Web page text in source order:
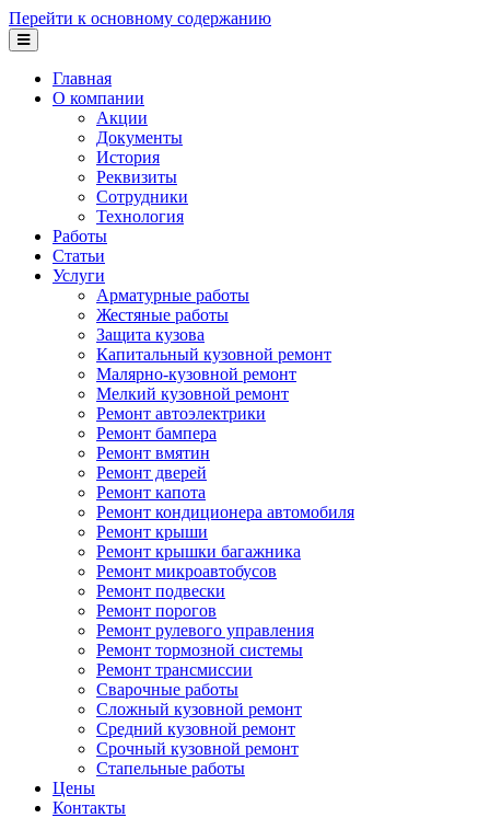
Перейти к основному содержанию
Главная
О компании
Акции
Документы
История
Реквизиты
Сотрудники
Технология
Работы
Статьи
Услуги
Арматурные работы
Жестяные работы
Защита кузова
Капитальный кузовной ремонт
Малярно-кузовной ремонт
Мелкий кузовной ремонт
Ремонт автоэлектрики
Ремонт бампера
Ремонт вмятин
Ремонт дверей
Ремонт капота
Ремонт кондиционера автомобиля
Ремонт крыши
Ремонт крышки багажника
Ремонт микроавтобусов
Ремонт подвески
Ремонт порогов
Ремонт рулевого управления
Ремонт тормозной системы
Ремонт трансмиссии
Сварочные работы
Сложный кузовной ремонт
Средний кузовной ремонт
Срочный кузовной ремонт
Стапельные работы
Цены
Контакты